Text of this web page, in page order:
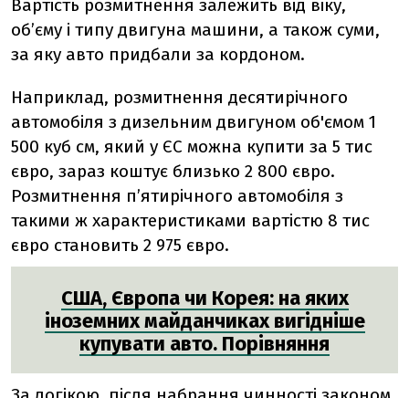
Вартість розмитнення залежить від віку,
об’єму і типу двигуна машини, а також суми,
за яку авто придбали за кордоном.
Наприклад, розмитнення десятирічного
автомобіля з дизельним двигуном об'ємом 1
500 куб см, який у ЄС можна купити за 5 тис
євро, зараз коштує близько 2 800 євро.
Розмитнення п’ятирічного автомобіля з
такими ж характеристиками вартістю 8 тис
євро становить 2 975 євро.
США, Європа чи Корея: на яких
іноземних майданчиках вигідніше
купувати авто. Порівняння